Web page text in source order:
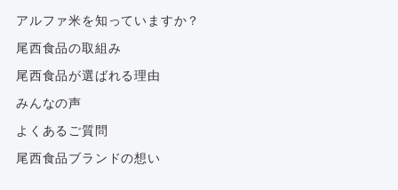
アルファ⽶を知っていますか？
尾西食品の取組み
尾西食品が選ばれる理由
みんなの声
よくあるご質問
尾西食品ブランドの想い